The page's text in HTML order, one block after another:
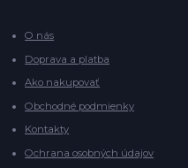
O nás
Doprava a platba
Ako nakupovať
Obchodné podmienky
Kontakty
Ochrana osobných údajov